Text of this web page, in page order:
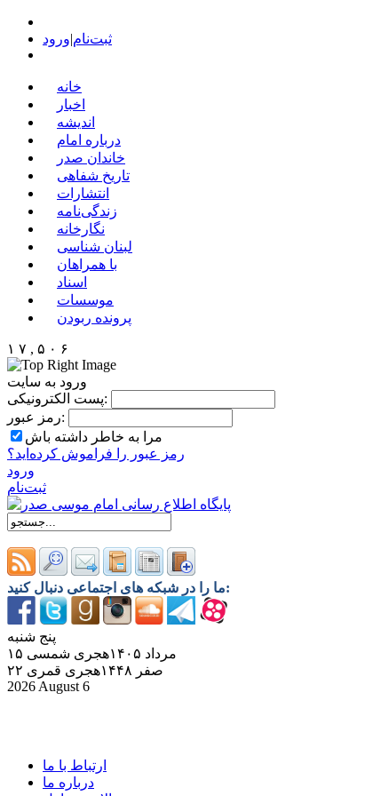
ثبت‌نام|ورود
خانه
اخبار
اندیشه
درباره امام
خاندان صدر
تاریخ شفاهی
انتشارات
زندگی‌نامه
نگارخانه
لبنان شناسی
با همراهان
اسناد
موسسات
پرونده ربودن
۱ ۷ , ۵ ۰ ۶
ورود به سایت
پست الکترونیکی:
رمز عبور:
مرا به خاطر داشته باش
رمز ‌عبور را فراموش کرده‌اید؟
ورود
ثبت‌نام
ما را در شبکه های اجتماعی دنبال کنید:
پنج شنبه
۱۵ مرداد ۱۴۰۵هجری شمسی
۲۲ صفر ۱۴۴۸هجری قمری
2026 August 6
ارتباط با ما
درباره ما